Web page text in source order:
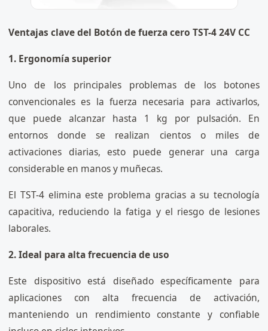
Ventajas clave del Botón de fuerza cero TST-4 24V CC
1. Ergonomía superior
Uno de los principales problemas de los botones
convencionales es la fuerza necesaria para activarlos,
que puede alcanzar hasta 1 kg por pulsación. En
entornos donde se realizan cientos o miles de
activaciones diarias, esto puede generar una carga
considerable en manos y muñecas.
El TST-4 elimina este problema gracias a su tecnología
capacitiva, reduciendo la fatiga y el riesgo de lesiones
laborales.
2. Ideal para alta frecuencia de uso
Este dispositivo está diseñado específicamente para
aplicaciones con alta frecuencia de activación,
manteniendo un rendimiento constante y confiable